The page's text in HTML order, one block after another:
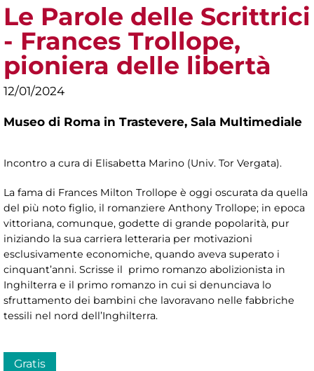
Le Parole delle Scrittrici
- Frances Trollope,
pioniera delle libertà
12/01/2024
Museo di Roma in Trastevere, Sala Multimediale
Incontro a cura di Elisabetta Marino (Univ. Tor Vergata).
La fama di Frances Milton Trollope è oggi oscurata da quella
del più noto figlio, il romanziere Anthony Trollope; in epoca
vittoriana, comunque, godette di grande popolarità, pur
iniziando la sua carriera letteraria per motivazioni
esclusivamente economiche, quando aveva superato i
cinquant’anni. Scrisse il primo romanzo abolizionista in
Inghilterra e il primo romanzo in cui si denunciava lo
sfruttamento dei bambini che lavoravano nelle fabbriche
tessili nel nord dell’Inghilterra.
Gratis